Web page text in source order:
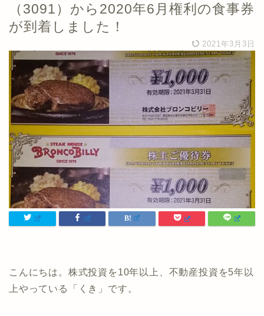
（3091）から2020年6月権利の食事券
が到着しました！
2021年3月3日
こんにちは。株式投資を10年以上、不動産投資を5年以
上やっている「くき」です。